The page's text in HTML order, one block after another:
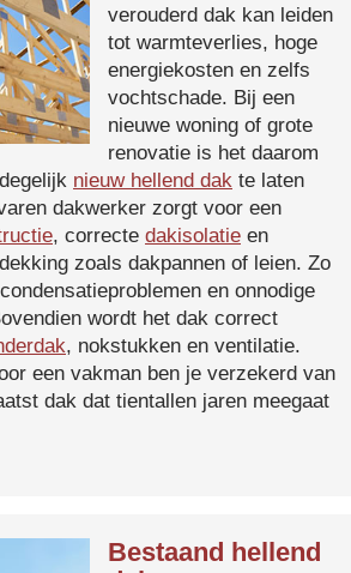
verouderd dak kan leiden
tot warmteverlies, hoge
energiekosten en zelfs
vochtschade. Bij een
nieuwe woning of grote
renovatie is het daarom
nieuw hellend dak te laten
dakwerker zorgt voor een
, correcte dakisolatie en
zoals dakpannen of leien. Zo
en onnodige
wordt het dak correct
, nokstukken en ventilatie.
een vakman ben je verzekerd van
dak dat tientallen jaren meegaat
Bestaand hellend